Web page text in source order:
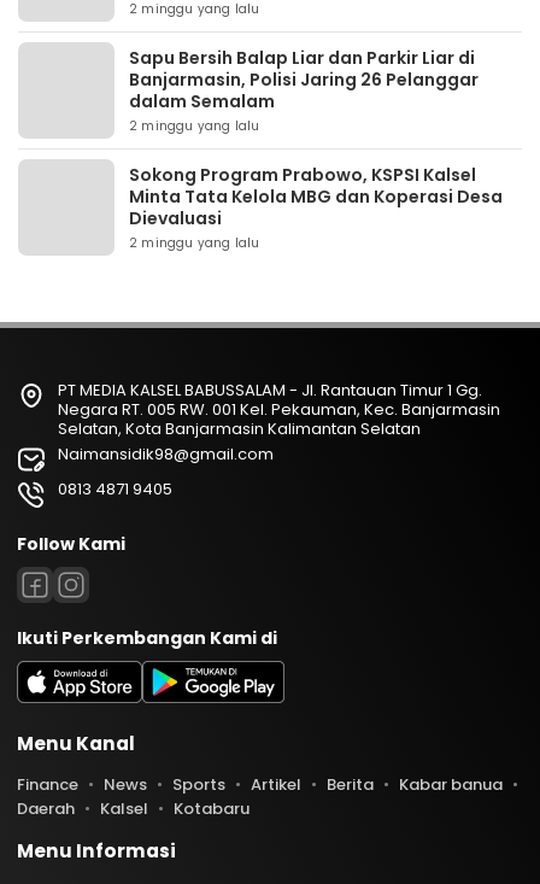
2 minggu yang lalu
Sapu Bersih Balap Liar dan Parkir Liar di
Banjarmasin, Polisi Jaring 26 Pelanggar
dalam Semalam
2 minggu yang lalu
Sokong Program Prabowo, KSPSI Kalsel
Minta Tata Kelola MBG dan Koperasi Desa
Dievaluasi
2 minggu yang lalu
PT MEDIA KALSEL BABUSSALAM - Jl. Rantauan Timur 1 Gg.
Negara RT. 005 RW. 001 Kel. Pekauman, Kec. Banjarmasin
Selatan, Kota Banjarmasin Kalimantan Selatan
Naimansidik98@gmail.com
0813 4871 9405
Follow Kami
Ikuti Perkembangan Kami di
Menu Kanal
Finance News Sports Artikel Berita
Kabar banua
Daerah
Kalsel Kotabaru
Menu Informasi